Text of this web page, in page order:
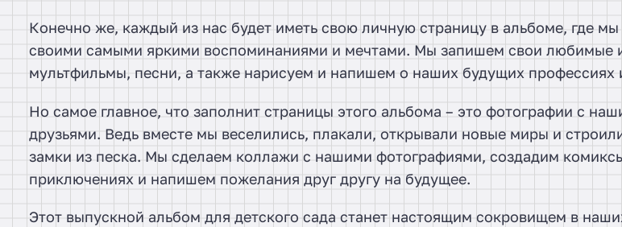
Конечно же, каждый из нас будет иметь свою личную страницу в альбоме, где
своими самыми яркими воспоминаниями и мечтами. Мы запишем свои любимые
мультфильмы, песни, а также нарисуем и напишем о наших будущих профессиях
Но самое главное, что заполнит страницы этого альбома – это фотографии с
друзьями. Ведь вместе мы веселились, плакали, открывали новые миры и
замки из песка. Мы сделаем коллажи с нашими фотографиями, создадим
приключениях и напишем пожелания друг другу на будущее.
Этот выпускной альбом для детского сада станет настоящим сокровищем в